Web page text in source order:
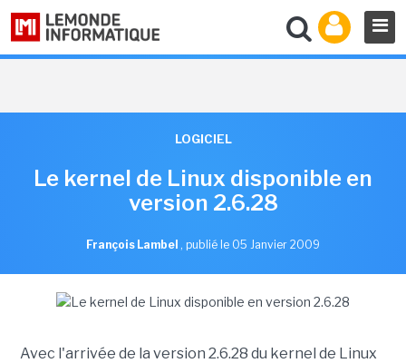
LOGICIEL
Le kernel de Linux disponible en
version 2.6.28
François Lambel , publié le 05 Janvier 2009
Avec l'arrivée de la version 2.6.28 du kernel de Linux